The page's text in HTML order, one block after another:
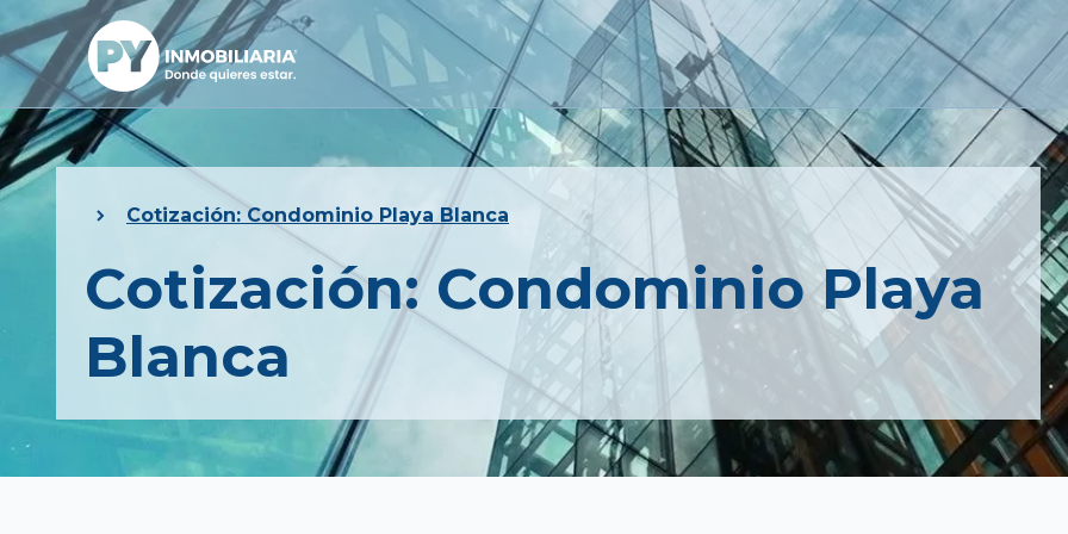
Cotización: Condominio Playa Blanca
Cotización: Condominio Playa
Blanca